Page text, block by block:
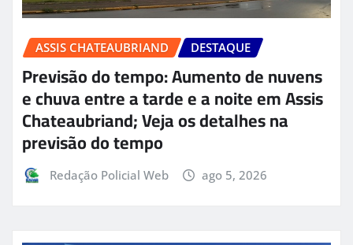
ASSIS CHATEAUBRIAND DESTAQUE
Previsão do tempo: Aumento de nuvens
e chuva entre a tarde e a noite em Assis
Chateaubriand; Veja os detalhes na
previsão do tempo
Redação Policial Web ago 5, 2026